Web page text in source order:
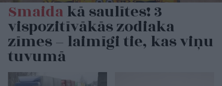
Smaidakā saulītes! 3
vispozitīvākās zodiaka
zīmes – laimīgi tie, kas viņu
tuvumā